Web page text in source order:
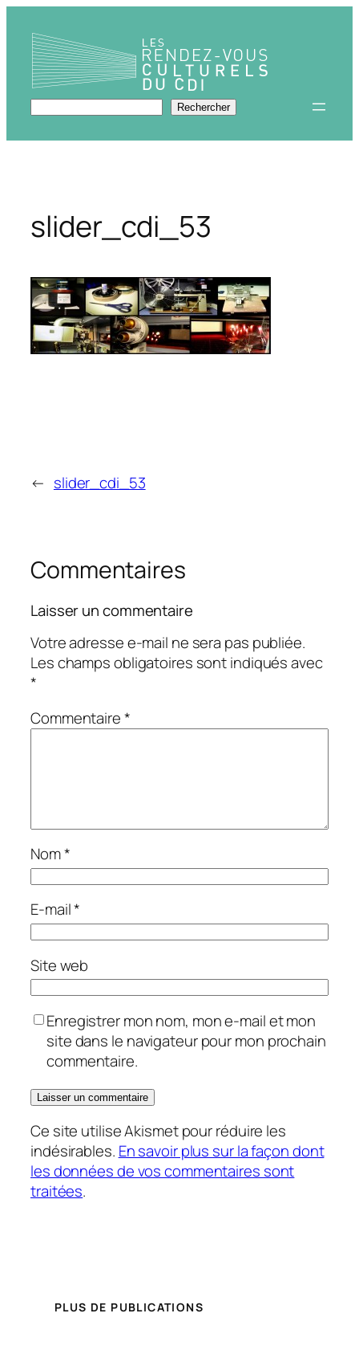
contenu
Rechercher Rechercher
slider_cdi_53
← slider_cdi_53
Commentaires
Laisser un commentaire
Votre adresse e-mail ne sera pas publiée.
Les champs obligatoires sont indiqués avec
*
Commentaire*
Nom*
E-mail*
Site web
Enregistrer mon nom, mon e-mail et mon
site dans le navigateur pour mon prochain
commentaire.
Ce site utilise Akismet pour réduire les
indésirables. En savoir plus sur la façon dont
les données de vos commentaires sont
traitées.
PLUS DE PUBLICATIONS